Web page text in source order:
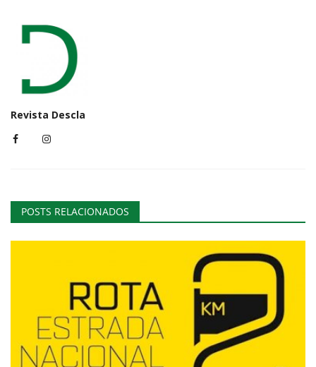
Revista Descla
POSTS RELACIONADOS